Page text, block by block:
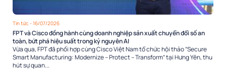
Tin tức - 16/07/2026
FPT và Cisco đồng hành cùng doanh nghiệp sản xuất chuyển đổi số an
toàn, bứt phá hiệu suất trong kỷ nguyên AI
Vừa qua, FPT đã phối hợp cùng Cisco Việt Nam tổ chức hội thảo “Secure
Smart Manufacturing: Modernize – Protect – Transform” tại Hưng Yên, thu
hút sự quan...